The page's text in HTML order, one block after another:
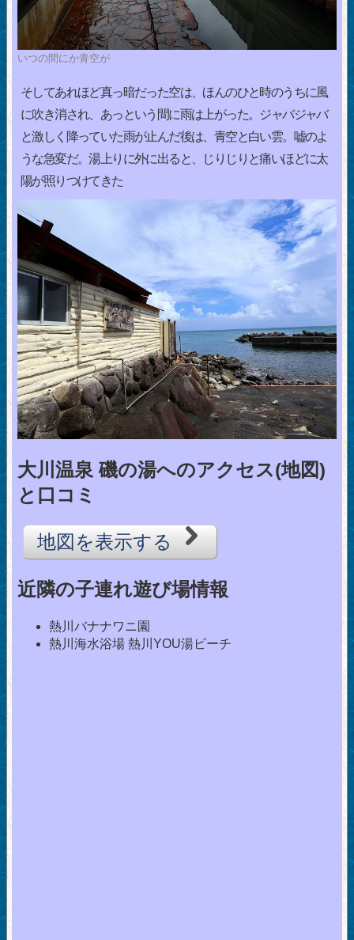
いつの間にか青空が
そしてあれほど真っ暗だった空は、ほんのひと時のうちに風
に吹き消され、あっという間に雨は上がった。ジャバジャバ
と激しく降っていた雨が止んだ後は、青空と白い雲。嘘のよ
うな急変だ。湯上りに外に出ると、じりじりと痛いほどに太
陽が照りつけてきた
大川温泉 磯の湯へのアクセス(地図)
と口コミ
地図を表示する
近隣の子連れ遊び場情報
熱川バナナワニ園
熱川海水浴場 熱川YOU湯ビーチ